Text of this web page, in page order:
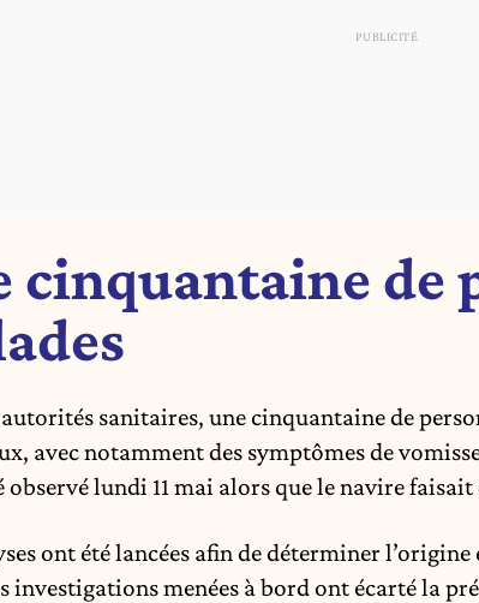
cinquantaine de
autorités sanitaires, une cinquantaine de
avec notamment des symptômes de
observé lundi 11 mai alors que le navire faisait
ont été lancées afin de déterminer
investigations menées à bord ont écarté la